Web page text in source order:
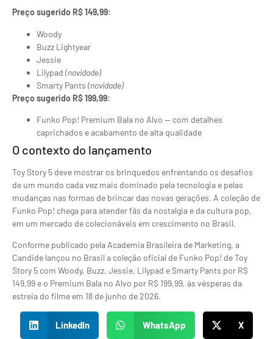
Preço sugerido R$ 149,99:
Woody
Buzz Lightyear
Jessie
Lilypad (novidade)
Smarty Pants (novidade)
Preço sugerido R$ 199,99:
Funko Pop! Premium Bala no Alvo — com detalhes
caprichados e acabamento de alta qualidade
O contexto do lançamento
Toy Story 5 deve mostrar os brinquedos enfrentando os desafios
de um mundo cada vez mais dominado pela tecnologia e pelas
mudanças nas formas de brincar das novas gerações. A coleção de
Funko Pop! chega para atender fãs da nostalgia e da cultura pop,
em um mercado de colecionáveis em crescimento no Brasil.
Conforme publicado pela Academia Brasileira de Marketing, a
Candide lançou no Brasil a coleção oficial de Funko Pop! de Toy
Story 5 com Woody, Buzz, Jessie, Lilypad e Smarty Pants por R$
149,99 e o Premium Bala no Alvo por R$ 199,99, às vésperas da
estreia do filme em 18 de junho de 2026.
LinkedIn WhatsApp X